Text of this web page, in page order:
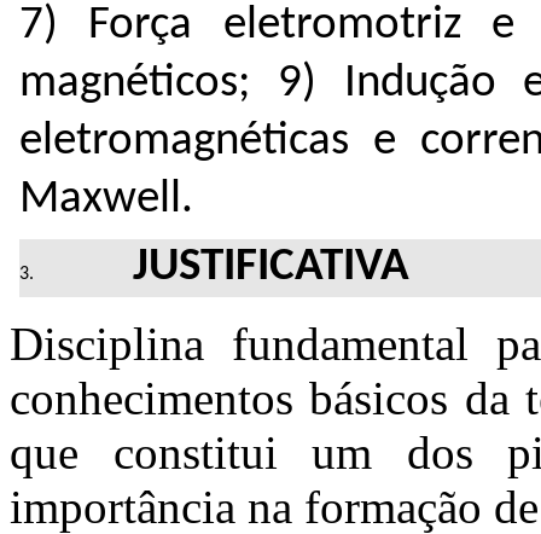
7) Força eletromotriz e
magnéticos; 9) Indução
eletromagnéticas e
Maxwell.
JUSTIFICATIVA
Disciplina fundamental
conhecimentos básicos da
que constitui um dos
importância na formação